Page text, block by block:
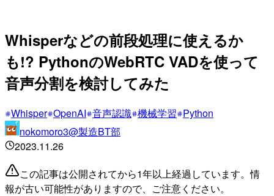
Whisperなどの前段処理に使えるか
も!? PythonのWebRTC VADを使って
音声分割を検討してみた
Whisper OpenAI 音声認識 機械学習 Python
nokomoro3@製造BT部
2023.11.26
この記事は公開されてから1年以上経過しています。情
報が古い可能性がありますので、ご注意ください。